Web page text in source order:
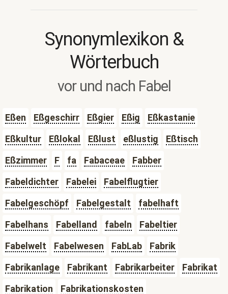
Synonymlexikon &
Wörterbuch
vor und nach Fabel
Eßen Eßgeschirr Eßgier Eßig
Eßkastanie
Eßkultur
Eßlokal Eßlust eßlustig
Eßtisch
Eßzimmer
F fa Fabaceae
Fabber
Fabeldichter
Fabelei
Fabelflugtier
Fabelgeschöpf
Fabelgestalt
fabelhaft
Fabelhans
Fabelland fabeln
Fabeltier
Fabelwelt
Fabelwesen FabLab
Fabrik
Fabrikanlage
Fabrikant Fabrikarbeiter
Fabrikat
Fabrikation
Fabrikationskosten